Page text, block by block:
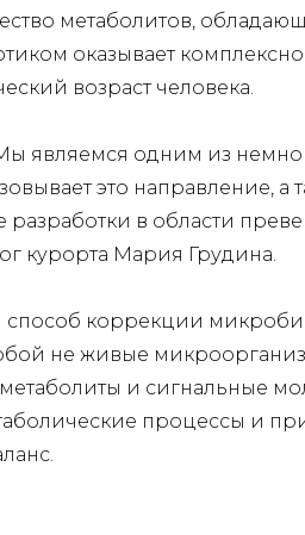
метаболитов,
оказывает
возраст человека.
являемся одним из
это направление, а
в области
курорта Мария Грудина.
коррекции
не живые
и сигнальные
процессы и